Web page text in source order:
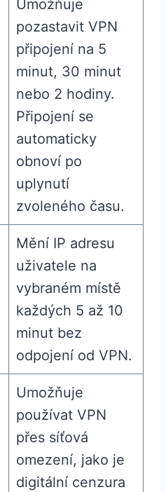
Umožňuje
pozastavit VPN
připojení na 5
minut, 30 minut
nebo 2 hodiny.
Připojení se
automaticky
obnoví po
uplynutí
zvoleného času.
Mění IP adresu
uživatele na
vybraném místě
každých 5 až 10
minut bez
odpojení od VPN.
Umožňuje
používat VPN
přes síťová
omezení, jako je
digitální cenzura